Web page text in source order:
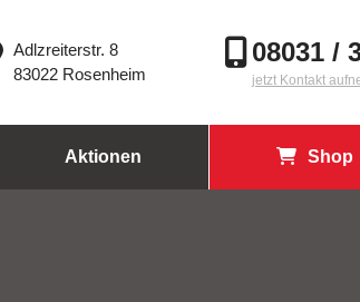
Adlzreiterstr. 8
83022 Rosenheim
08031 /
jetzt Kontakt
Aktionen Shop